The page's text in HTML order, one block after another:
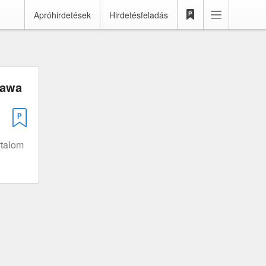
Apróhirdetések Hirdetésfeladás